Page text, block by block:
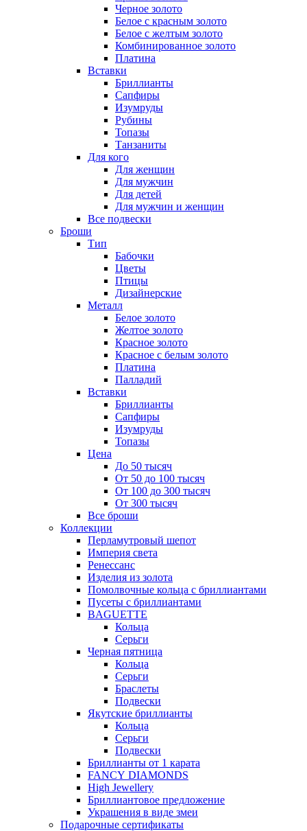
Черное золото
Белое с красным золото
Белое с желтым золото
Комбинированное золото
Платина
Вставки
Бриллианты
Сапфиры
Изумруды
Рубины
Топазы
Танзаниты
Для кого
Для женщин
Для мужчин
Для детей
Для мужчин и женщин
Все подвески
Броши
Тип
Бабочки
Цветы
Птицы
Дизайнерские
Металл
Белое золото
Желтое золото
Красное золото
Красное с белым золото
Платина
Палладий
Вставки
Бриллианты
Сапфиры
Изумруды
Топазы
Цена
До 50 тысяч
От 50 до 100 тысяч
От 100 до 300 тысяч
От 300 тысяч
Все броши
Коллекции
Перламутровый шепот
Империя света
Ренессанс
Изделия из золота
Помолвочные кольца с бриллиантами
Пусеты с бриллиантами
BAGUETTE
Кольца
Серьги
Черная пятница
Кольца
Серьги
Браслеты
Подвески
Якутские бриллианты
Кольца
Серьги
Подвески
Бриллианты от 1 карата
FANCY DIAMONDS
High Jewellery
Бриллиантовое предложение
Украшения в виде змеи
Подарочные сертификаты